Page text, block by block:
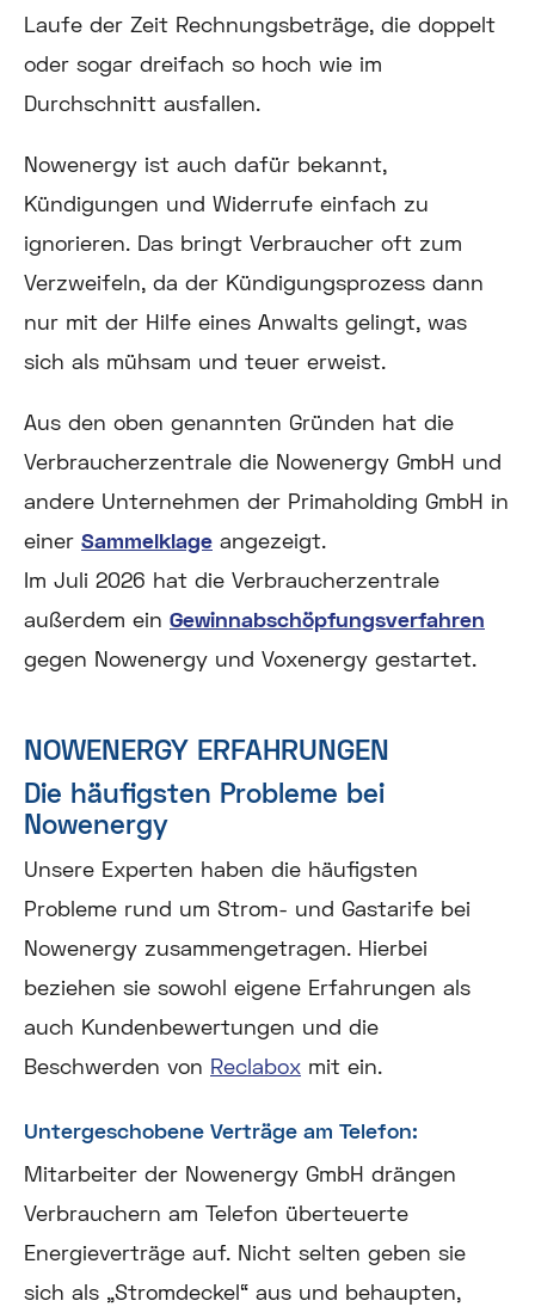
Laufe der Zeit Rechnungsbeträge, die doppelt
oder sogar dreifach so hoch wie im
Durchschnitt ausfallen.
Nowenergy ist auch dafür bekannt,
Kündigungen und Widerrufe einfach zu
ignorieren. Das bringt Verbraucher oft zum
Verzweifeln, da der Kündigungsprozess dann
nur mit der Hilfe eines Anwalts gelingt, was
sich als mühsam und teuer erweist.
Aus den oben genannten Gründen hat die
Verbraucherzentrale die Nowenergy GmbH und
andere Unternehmen der Primaholding GmbH in
einer Sammelklage angezeigt.
Im Juli 2026 hat die Verbraucherzentrale
außerdem ein Gewinnabschöpfungsverfahren
gegen Nowenergy und Voxenergy gestartet.
NOWENERGY ERFAHRUNGEN
Die häufigsten Probleme bei
Nowenergy
Unsere Experten haben die häufigsten
Probleme rund um Strom- und Gastarife bei
Nowenergy zusammengetragen. Hierbei
beziehen sie sowohl eigene Erfahrungen als
auch Kundenbewertungen und die
Beschwerden von Reclabox mit ein.
Untergeschobene Verträge am Telefon:
Mitarbeiter der Nowenergy GmbH drängen
Verbrauchern am Telefon überteuerte
Energieverträge auf. Nicht selten geben sie
sich als „Stromdeckel“ aus und behaupten,